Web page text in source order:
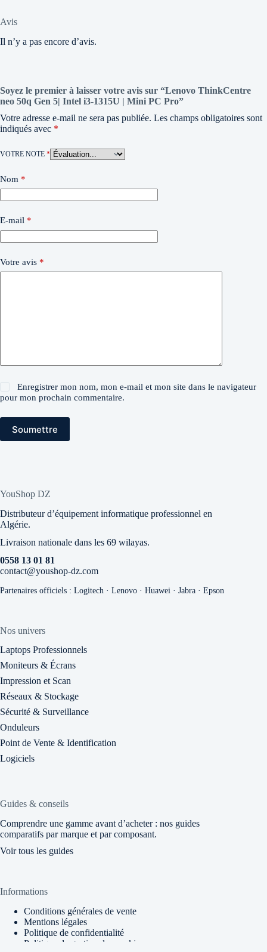
Avis
Il n’y a pas encore d’avis.
Soyez le premier à laisser votre avis sur “Lenovo ThinkCentre
neo 50q Gen 5| Intel i3-1315U | Mini PC Pro”
Votre adresse e-mail ne sera pas publiée. Les champs obligatoires sont
indiqués avec *
VOTRE NOTE *
Nom *
E-mail *
Votre avis *
Enregistrer mon nom, mon e-mail et mon site dans le navigateur
pour mon prochain commentaire.
Soumettre
YouShop DZ
Distributeur d’équipement informatique professionnel en
Algérie.
Livraison nationale dans les 69 wilayas.
0558 13 01 81
contact@youshop-dz.com
Partenaires officiels : Logitech · Lenovo · Huawei · Jabra · Epson
Nos univers
Laptops Professionnels
Moniteurs & Écrans
Impression et Scan
Réseaux & Stockage
Sécurité & Surveillance
Onduleurs
Point de Vente & Identification
Logiciels
Guides & conseils
Comprendre une gamme avant d’acheter : nos guides
comparatifs par marque et par composant.
Voir tous les guides
Informations
Conditions générales de vente
Mentions légales
Politique de confidentialité
Politique de gestion des cookies